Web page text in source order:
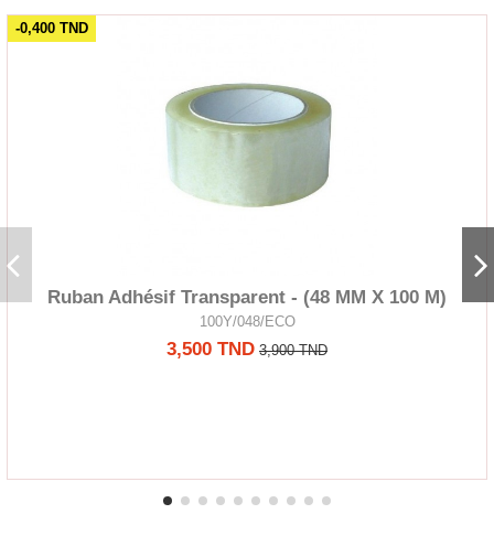
-0,400 TND
Ruban Adhésif Transparent - (48 MM X 100 M)
100Y/048/ECO
3,500 TND 3,900 TND